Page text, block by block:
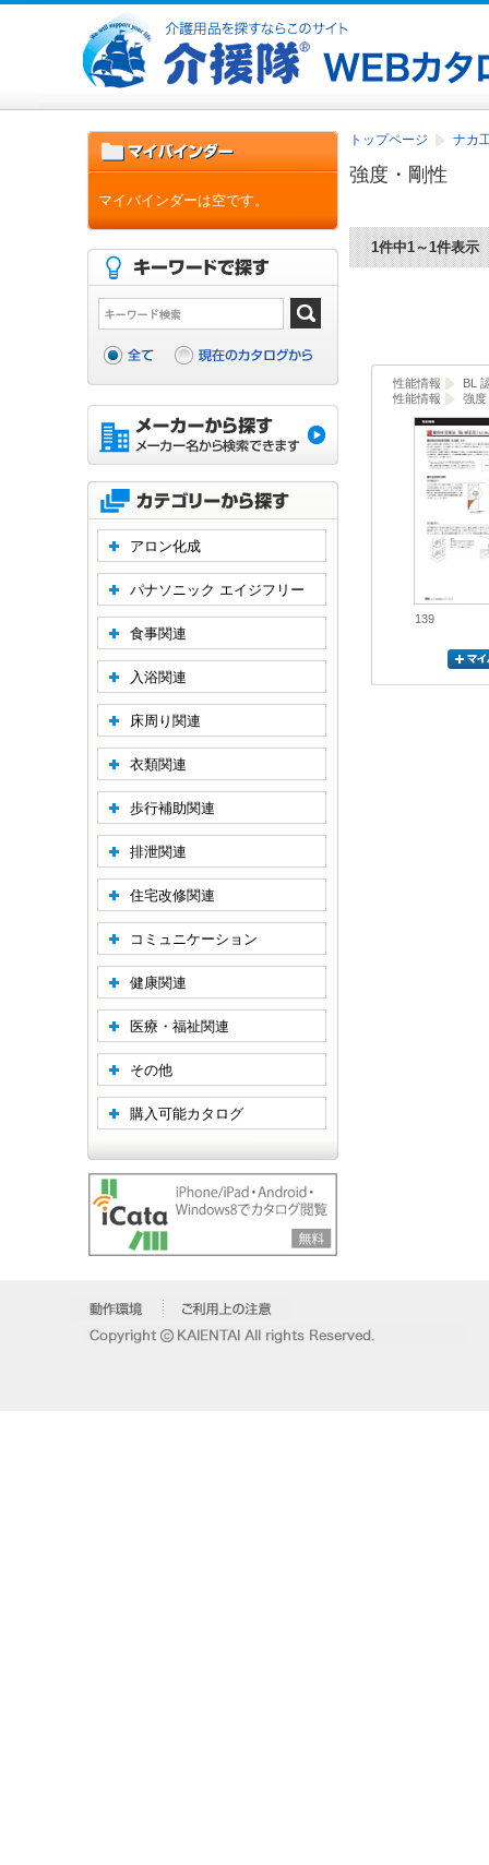
トップページ ナカ
強度・剛性
1件中1～1件表示
性能情報
BL
性能情報
強度
139
マイバインダーは空です。
アロン化成
パナソニック エイジフリー
食事関連
入浴関連
床周り関連
衣類関連
歩行補助関連
排泄関連
住宅改修関連
コミュニケーション
健康関連
医療・福祉関連
その他
購入可能カタログ